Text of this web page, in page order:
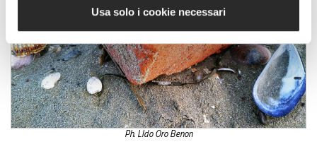
Usa solo i cookie necessari
Ph. LIdo Oro Benon